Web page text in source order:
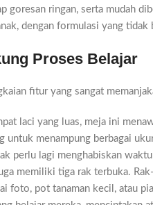
goresan ringan, serta mudah
dengan formulasi yang
Proses Belajar
fitur yang sangat
laci yang luas, meja ini
untuk menampung berbagai
perlu lagi menghabiskan
memiliki tiga rak terbuka.
foto, pot tanaman kecil, atau